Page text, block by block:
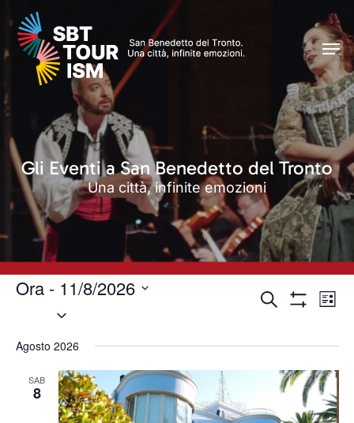
Skip
main
content
Gli Eventi a San Benedetto del Tronto
Una città, infinite emozioni
Eventi
e
viste
Cerca Lista
Ora - 11/8/2026
Seleziona
data.
Agosto 2026
SAB
8